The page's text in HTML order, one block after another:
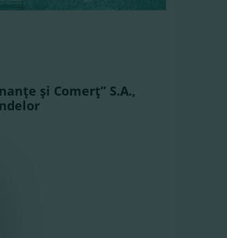
şi Comerţ” S.A.,